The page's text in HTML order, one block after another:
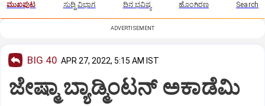
ಮುಖಪುಟ ಸುದ್ದಿ ವಿಭಾಗ ದಿನ ಭವಿಷ್ಯ ಹೊಂಗಿರಣ Search
ADVERTISEMENT
BIG 40 APR 27, 2022, 5:15 AM IST
ಜೇಷ್ಮಾ ಬ್ಯಾಡ್ಮಿಂಟನ್‌ ಅಕಾಡೆಮಿ